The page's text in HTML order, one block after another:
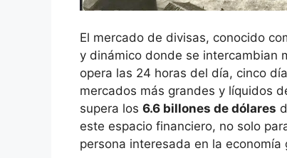
El‌ mercado ‍de divisas, conocido
y dinámico donde ⁤se⁣ intercambian
opera las 24 horas del ⁣día, cinco
mercados más grandes y líquidos
supera los 6.6 billones de⁤ dólares
este espacio financiero,​ no solo
persona interesada en la ⁣economía